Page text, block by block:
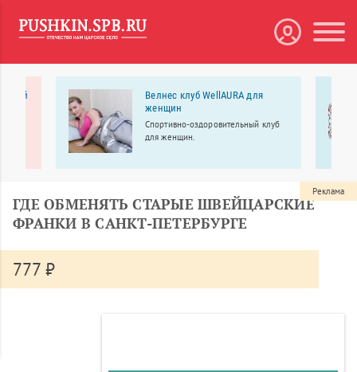
Велнес клуб WellAURA для
женщин
Спортивно-оздоровительный клуб
для женщин.
ГДЕ ОБМЕНЯТЬ СТАРЫЕ ШВЕЙЦАРСКИЕ
ФРАНКИ В САНКТ-ПЕТЕРБУРГЕ
777 ₽
Реклама